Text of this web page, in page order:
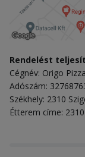
Rendelést
Cégnév: Origo
Adószám:
Székhely: 2310
Étterem címe: